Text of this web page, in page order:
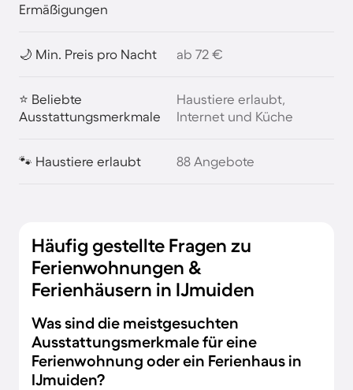
Ermäßigungen
🌙 Min. Preis pro Nacht ab 72 €
⭐ Beliebte
Ausstattungsmerkmale
Haustiere erlaubt,
Internet und Küche
🐾 Haustiere erlaubt 88 Angebote
Häufig gestellte Fragen zu
Ferienwohnungen &
Ferienhäusern in IJmuiden
Was sind die meistgesuchten
Ausstattungsmerkmale für eine
Ferienwohnung oder ein Ferienhaus in
IJmuiden?